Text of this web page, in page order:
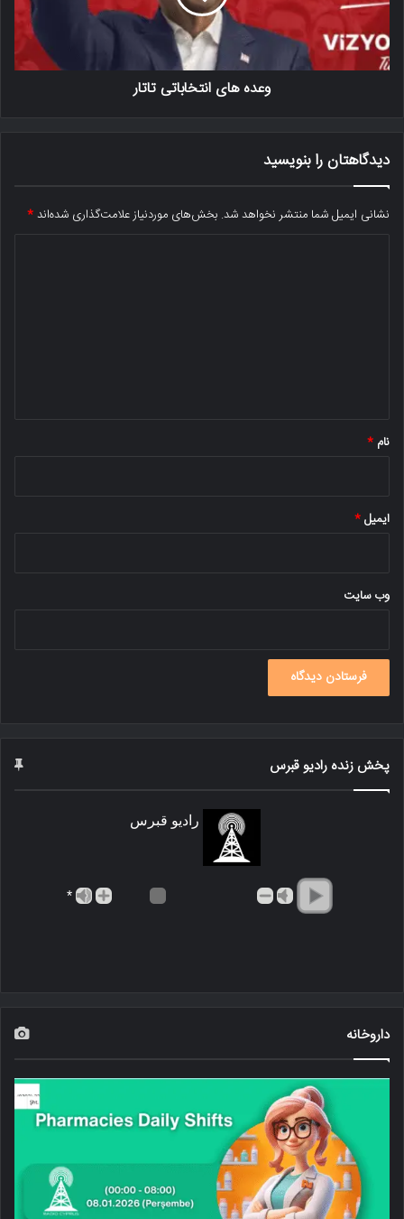
وعده های انتخاباتی تاتار
دیدگاهتان را بنویسید
نشانی ایمیل شما منتشر نخواهد شد. بخش‌های موردنیاز علامت‌گذاری شده‌اند*
نام *
ایمیل*
وب‌ سایت
پخش زنده رادیو قبرس
رادیو قبرس
*
داروخانه